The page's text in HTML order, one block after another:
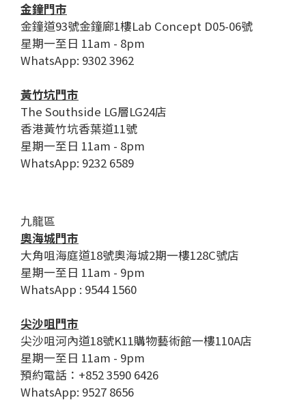
金鐘門市
金鐘道93號金鐘廊1樓Lab Concept D05-06號
星期一至日 11am - 8pm
WhatsApp: 9302 3962
黃竹坑門市
The Southside LG層LG24店
香港黃竹坑香葉道11號
星期一至日 11am - 8pm
WhatsApp: 9232 6589
九龍區
奧海城門市
大角咀海庭道18號奧海城2期一樓128C號店
星期一至日 11am - 9pm
WhatsApp : 9544 1560
尖沙咀門市
尖沙咀河內道18號K11購物藝術館一樓110A店
星期一至日 11am - 9pm
預約電話：+852 3590 6426
WhatsApp: 9527 8656